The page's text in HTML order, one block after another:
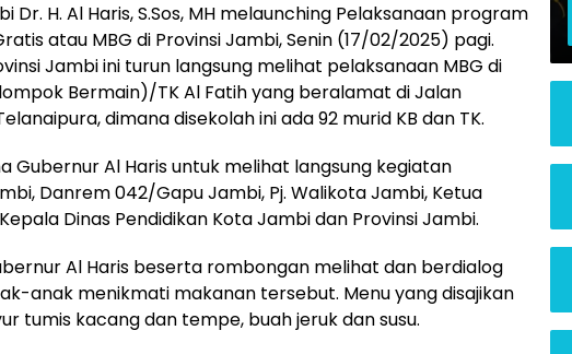
Dr. H. Al Haris, S.Sos, MH melaunching Pelaksanaan program
atau MBG di Provinsi Jambi, Senin (17/02/2025) pagi.
Jambi ini turun langsung melihat pelaksanaan MBG di
Bermain)/TK Al Fatih yang beralamat di Jalan
dimana disekolah ini ada 92 murid KB dan TK.
Gubernur Al Haris untuk melihat langsung kegiatan
Danrem 042/Gapu Jambi, Pj. Walikota Jambi, Ketua
Dinas Pendidikan Kota Jambi dan Provinsi Jambi.
Al Haris beserta rombongan melihat dan berdialog
anak menikmati makanan tersebut. Menu yang disajikan
tumis kacang dan tempe, buah jeruk dan susu.